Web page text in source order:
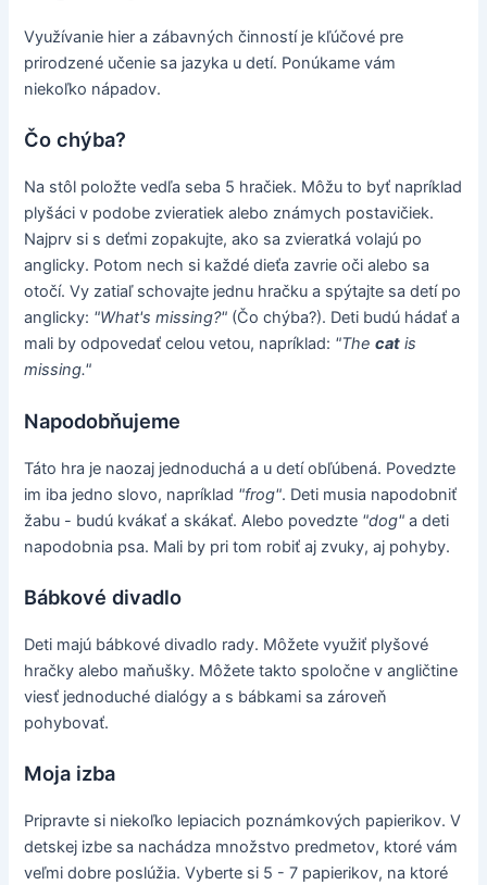
Využívanie hier a zábavných činností je kľúčové pre
prirodzené učenie sa jazyka u detí. Ponúkame vám
niekoľko nápadov.
Čo chýba?
Na stôl položte vedľa seba 5 hračiek. Môžu to byť napríklad
plyšáci v podobe zvieratiek alebo známych postavičiek.
Najprv si s deťmi zopakujte, ako sa zvieratká volajú po
anglicky. Potom nech si každé dieťa zavrie oči alebo sa
otočí. Vy zatiaľ schovajte jednu hračku a spýtajte sa detí po
anglicky: "What's missing?" (Čo chýba?). Deti budú hádať a
mali by odpovedať celou vetou, napríklad: "Thecat is
missing."
Napodobňujeme
Táto hra je naozaj jednoduchá a u detí obľúbená. Povedzte
im iba jedno slovo, napríklad "frog". Deti musia napodobniť
žabu - budú kvákať a skákať. Alebo povedzte "dog" a deti
napodobnia psa. Mali by pri tom robiť aj zvuky, aj pohyby.
Bábkové divadlo
Deti majú bábkové divadlo rady. Môžete využiť plyšové
hračky alebo maňušky. Môžete takto spoločne v angličtine
viesť jednoduché dialógy a s bábkami sa zároveň
pohybovať.
Moja izba
Pripravte si niekoľko lepiacich poznámkových papierikov. V
detskej izbe sa nachádza množstvo predmetov, ktoré vám
veľmi dobre poslúžia. Vyberte si 5 - 7 papierikov, na ktoré